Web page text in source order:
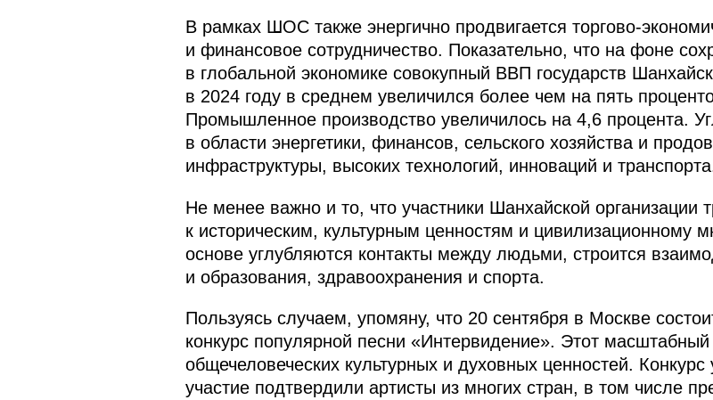
В рамках ШОС также энергично продвигается торгово-
и финансовое сотрудничество. Показательно, что на фоне
в глобальной экономике совокупный ВВП государств
в 2024 году в среднем увеличился более чем на пять
Промышленное производство увеличилось на 4,6 процента.
в области энергетики, финансов, сельского хозяйства и
инфраструктуры, высоких технологий, инноваций и
Не менее важно и то, что участники Шанхайской организации
к историческим, культурным ценностям и цивилизационному
основе углубляются контакты между людьми, строится
и образования, здравоохранения и спорта.
Пользуясь случаем, упомяну, что 20 сентября в Москве
конкурс популярной песни «Интервидение». Этот
общечеловеческих культурных и духовных ценностей.
участие подтвердили артисты из многих стран, в том числе